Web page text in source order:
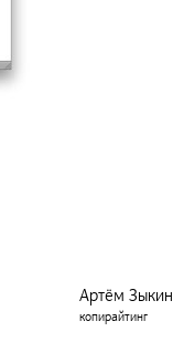
Артём Зыкин
копирайтинг